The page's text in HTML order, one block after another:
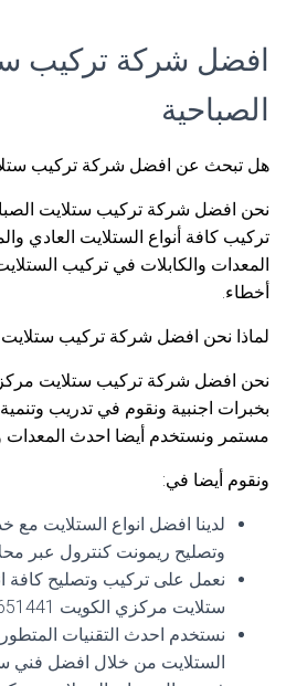
افضل شركة تركيب
الصباحية
هل تبحث عن افضل شركة تركيب
نحن افضل شركة تركيب ستلايت
تركيب كافة أنواع الستلايت العادي
المعدات والكابلات في تركيب
أخطاء.
لماذا نحن افضل شركة تركيب
نحن افضل شركة تركيب ستلايت
بخبرات اجنبية ونقوم في تدريب
مستمر ونستخدم أيضا احدث المعدات
ونقوم أيضا في:
لدينا افضل انواع الستلايت مع
وتصليح ريمونت كنترول عبر
نعمل على تركيب وتصليح كافة
ستلايت مركزي الكويت 65651441
نستخدم احدث التقنيات
الستلايت من خلال افضل فني